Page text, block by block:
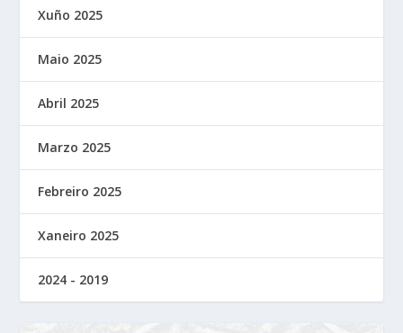
Xuño 2025
Maio 2025
Abril 2025
Marzo 2025
Febreiro 2025
Xaneiro 2025
2024 - 2019